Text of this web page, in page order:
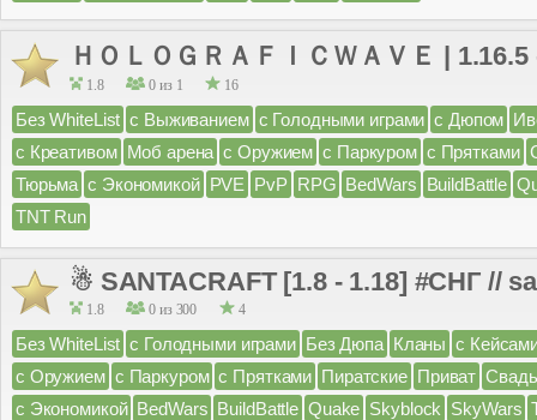
ＨＯＬＯＧＲＡＦＩＣＷＡＶＥ | 1.16.5
1.8 0 из 1 16
Без WhiteList с Выживанием с Голодными играми с Дюпом
с Креативом Моб арена с Оружием с Паркуром с Прятками
Тюрьма с Экономикой PVE PvP RPG BedWars BuildBattle
TNT Run
☃ SANTACRAFT [1.8 - 1.18] #СНГ //
1.8 0 из 300 4
Без WhiteList с Голодными играми Без Дюпа Кланы с
с Оружием с Паркуром с Прятками Пиратские Приват
с Экономикой BedWars BuildBattle Quake Skyblock SkyWars